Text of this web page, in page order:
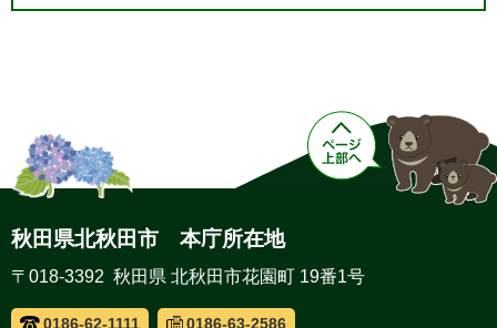
秋田県北秋田市 本庁所在地
〒018-3392 秋田県 北秋田市花園町 19番1号
0186-62-1111 0186-63-2586